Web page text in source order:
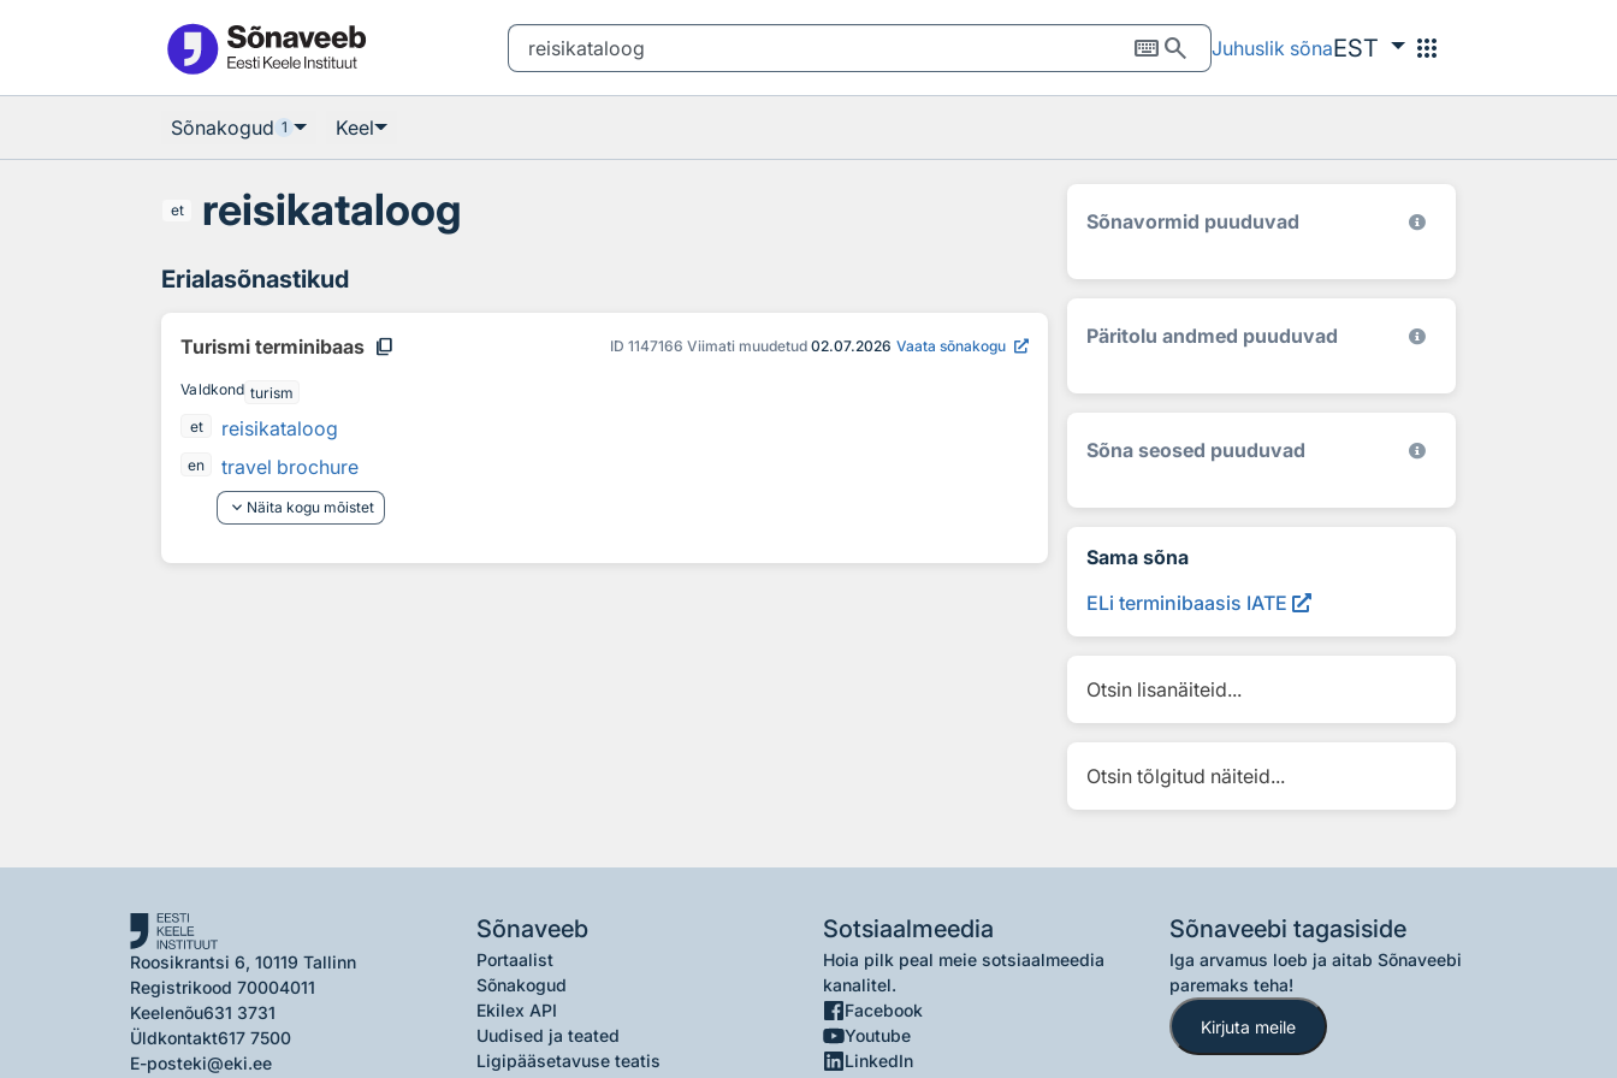
keyboardsearch Juhuslik sõnaEST apps
Sõnakogud 1 Keel
et reisikataloog
Erialasõnastikud
Turismi terminibaas content_copy ID 1147166 Viimati muudetud 02.07.2026 Vaata sõnakogu
Valdkond turism
et
reisikataloog
en
travel brochure
keyboard_arrow_down Näita kogu mõistet
Sõnavormid puuduvad
Päritolu andmed puuduvad
Sõna seosed puuduvad
Sama sõna
ELi terminibaasis IATE
Otsin lisanäiteid...
Otsin tõlgitud näiteid...
Roosikrantsi 6, 10119 Tallinn
Registrikood 70004011
Keelenõu631 3731
Üldkontakt617 7500
E-posteki@eki.ee
Sõnaveeb
Portaalist
Sõnakogud
Ekilex API
Uudised ja teated
Ligipääsetavuse teatis
Sotsiaalmeedia
Hoia pilk peal meie sotsiaalmeedia
kanalitel.
Facebook
Youtube
LinkedIn
Sõnaveebi tagasiside
Iga arvamus loeb ja aitab Sõnaveebi
paremaks teha!
Kirjuta meile